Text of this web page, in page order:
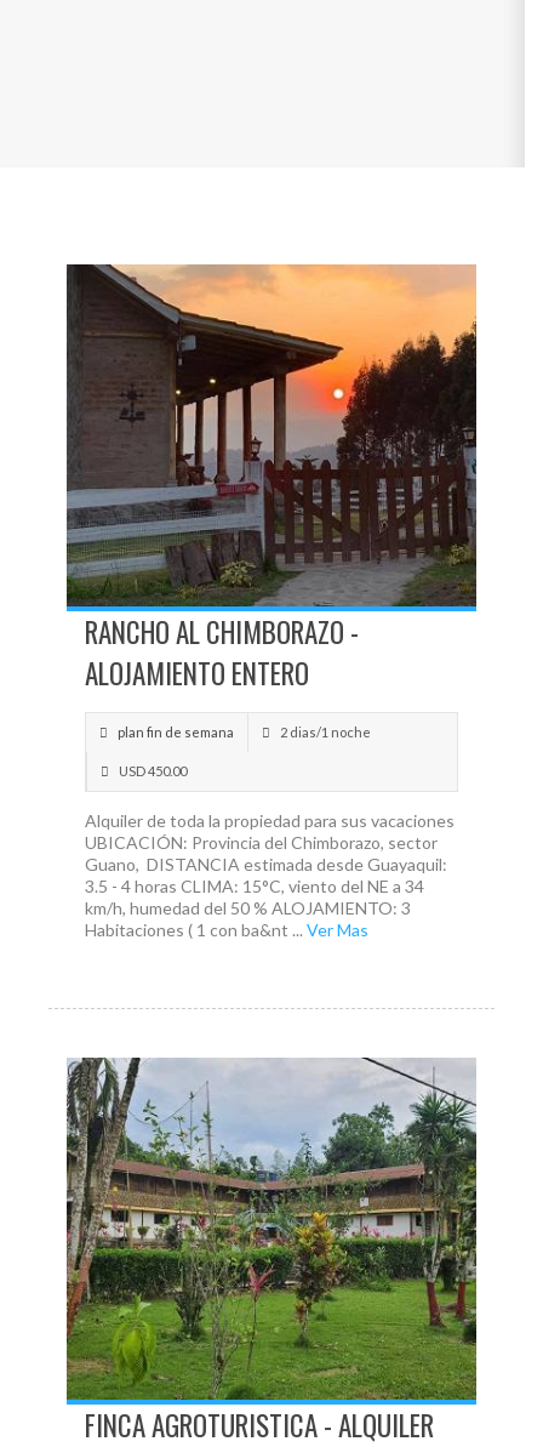
RANCHO AL CHIMBORAZO -
ALOJAMIENTO ENTERO
plan fin de semana 2 dias/1 noche
USD 450.00
Alquiler de toda la propiedad para sus vacaciones
UBICACIÓN: Provincia del Chimborazo, sector
Guano, DISTANCIA estimada desde Guayaquil:
3.5 - 4 horas CLIMA: 15°C, viento del NE a 34
km/h, humedad del 50 % ALOJAMIENTO: 3
Habitaciones ( 1 con ba&nt ... Ver Mas
FINCA AGROTURISTICA - ALQUILER